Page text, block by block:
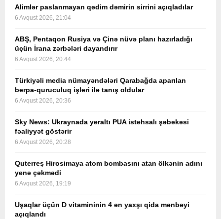
Alimlər paslanmayan qədim dəmirin sirrini açıqladılar
6 Avqust 2026, 21:04
ABŞ, Pentaqon Rusiya və Çinə nüvə planı hazırladığı
üçün İrana zərbələri dayandırır
6 Avqust 2026, 20:44
Türkiyəli media nümayəndələri Qarabağda aparılan
bərpa-quruculuq işləri ilə tanış oldular
6 Avqust 2026, 20:36
Sky News: Ukraynada yeraltı PUA istehsalı şəbəkəsi
fəaliyyət göstərir
6 Avqust 2026, 20:28
Quterreş Hirosimaya atom bombasını atan ölkənin adını
yenə çəkmədi
6 Avqust 2026, 19:19
Uşaqlar üçün D vitamininin 4 ən yaxşı qida mənbəyi
açıqlandı